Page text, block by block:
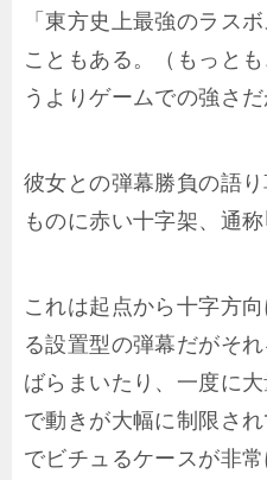
「東方史上最強のラス
こともある。（もっと
うよりゲームでの強さだ
彼女との弾幕勝負の語
ものに赤い十字架、通
これは起点から十字方
る設置型の弾幕だがそ
ばらまいたり、一度に
で動きが大幅に制限さ
でビチュるケースが非常